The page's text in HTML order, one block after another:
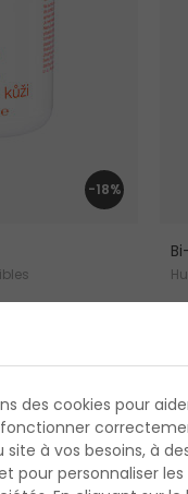
-18%
de 8.25 Fr. / 100 ml
2
des cookies pour
à vos besoins, à
pour personnaliser